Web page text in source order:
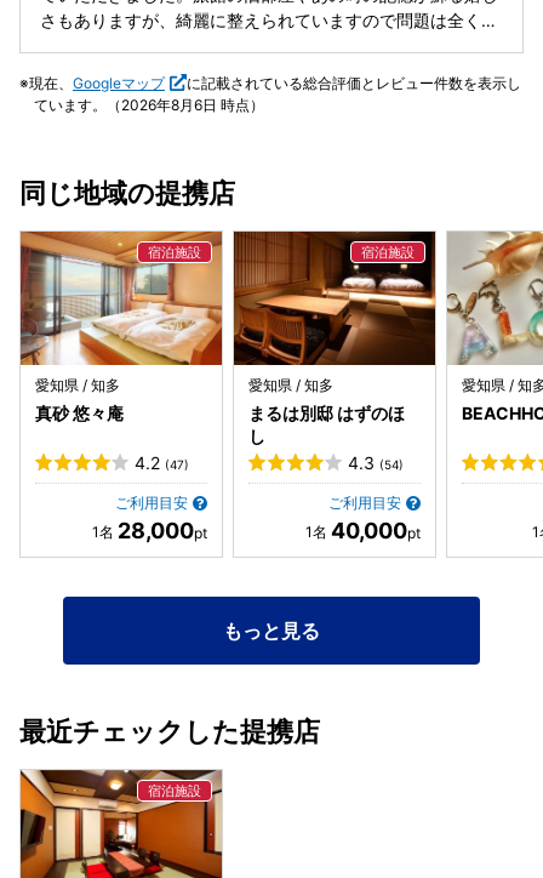
さもありますが、綺麗に整えられていますので問題は全くな
いです。 また、とても素敵な旅館の方々です。いろいろなこ
とに気がついてくださって、ホスピタリティ溢れる方々で感
捨てるゴミ箱なども用意してくださってて本当に親切です。
たいと思いました。 ありがとうございました。
現在、 Googleマップ
に記載されている総合評価とレビュー件数を表示し
ています。（2026年8月6日 時点）
同じ地域の提携店
愛知県 / 知多
真砂 悠々庵
4.2 (47)
ご利用目安
28,000
愛知県 / 知多
まるは別邸 はずのほ
し
4.3 (54)
ご利用目安
40,000
愛知県 / 知
もっと見る
最近チェックした提携店